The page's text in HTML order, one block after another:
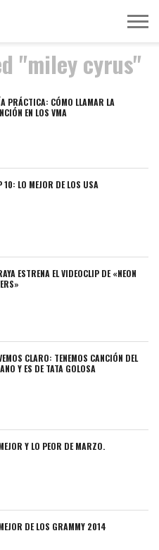
"miley cyrus"
PRÁCTICA: CÓMO LLAMAR LA
EN LOS VMA
10: LO MEJOR DE LOS USA
ESTRENA EL VIDEOCLIP DE «NEON
CLARO: TENEMOS CANCIÓN DEL
Y ES DE TATA GOLOSA
Y LO PEOR DE MARZO.
DE LOS GRAMMY 2014